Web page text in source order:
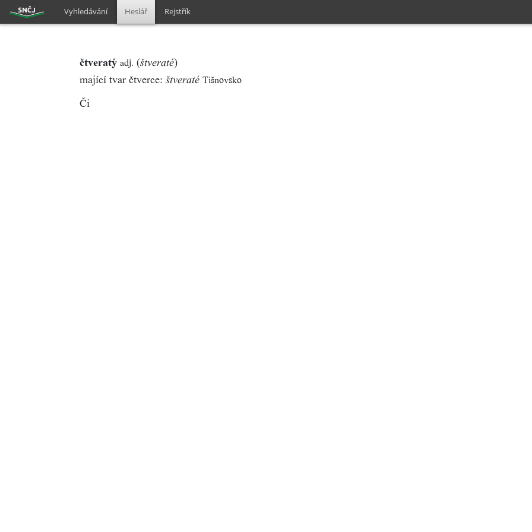
Vyhledávání Heslář Rejstřík
čtveratý adj. (štveraté)
mající tvar čtverce: štveraté Tišnovsko
Či